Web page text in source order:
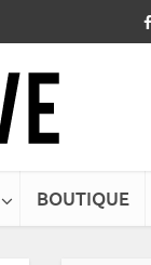
BOUTIQUE